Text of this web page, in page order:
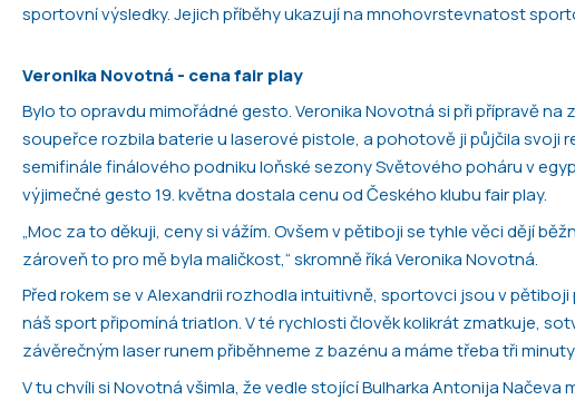
sportovní výsledky. Jejich příběhy ukazují na mnohovrstevnatost
Veronika Novotná - cena fair play
Bylo to opravdu mimořádné gesto. Veronika Novotná si při přípravě
soupeřce rozbila baterie u laserové pistole, a pohotově ji půjčila svoji
semifinále finálového podniku loňské sezony Světového poháru v
výjimečné gesto 19. května dostala cenu od Českého klubu fair play.
„Moc za to děkuji, ceny si vážím. Ovšem v pětiboji se tyhle věci dějí
zároveň to pro mě byla maličkost,“ skromně říká Veronika Novotná.
Před rokem se v Alexandrii rozhodla intuitivně, sportovci jsou v
náš sport připomíná triatlon. V té rychlosti člověk kolikrát zmatkuje,
závěrečným laser runem přiběhneme z bazénu a máme třeba tři
V tu chvíli si Novotná všimla, že vedle stojící Bulharka Antonija